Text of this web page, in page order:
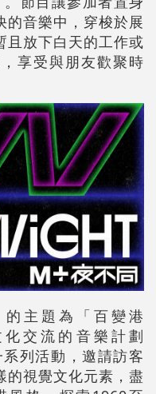
的音樂中，穿梭於展
且放下白天的工作或
享受與朋友歡聚時
主題為「百變港
交流的音樂計劃
列活動，邀請訪客
的視覺文化元素，盡